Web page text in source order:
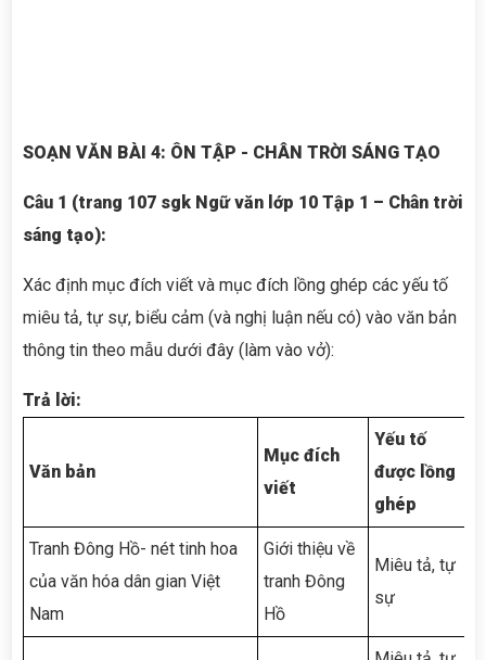
SOẠN VĂN BÀI 4: ÔN TẬP - CHÂN TRỜI SÁNG TẠO
Câu 1 (trang 107 sgk Ngữ văn lớp 10 Tập 1 – Chân trời
sáng tạo):
Xác định mục đích viết và mục đích lồng ghép các yếu tố
miêu tả, tự sự, biểu cảm (và nghị luận nếu có) vào văn bản
thông tin theo mẫu dưới đây (làm vào vở):
Trả lời:
Văn bản
Mục đích
viết
Yếu tố
được lồng
ghép
Tranh Đông Hồ- nét tinh hoa
của văn hóa dân gian Việt
Nam
Giới thiệu về
tranh Đông
Hồ
Miêu tả, tự
sự